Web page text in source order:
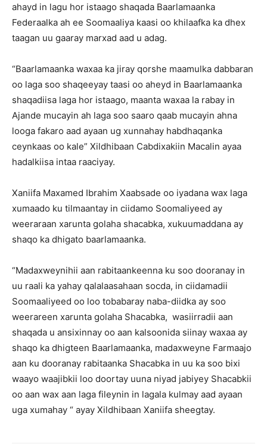
ahayd in lagu hor istaago shaqada Baarlamaanka
Federaalka ah ee Soomaaliya kaasi oo khilaafka ka dhex
taagan uu gaaray marxad aad u adag.
“Baarlamaanka waxaa ka jiray qorshe maamulka dabbaran
oo laga soo shaqeeyay taasi oo aheyd in Baarlamaanka
shaqadiisa laga hor istaago, maanta waxaa la rabay in
Ajande mucayin ah laga soo saaro qaab mucayin ahna
looga fakaro aad ayaan ug xunnahay habdhaqanka
ceynkaas oo kale” Xildhibaan Cabdixakiin Macalin ayaa
hadalkiisa intaa raaciyay.
Xaniifa Maxamed Ibrahim Xaabsade oo iyadana wax laga
xumaado ku tilmaantay in ciidamo Soomaliyeed ay
weeraraan xarunta golaha shacabka, xukuumaddana ay
shaqo ka dhigato baarlamaanka.
“Madaxweynihii aan rabitaankeenna ku soo dooranay in
uu raali ka yahay qalalaasahaan socda, in ciidamadii
Soomaaliyeed oo loo tobabaray naba-diidka ay soo
weerareen xarunta golaha Shacabka, wasiirradii aan
shaqada u ansixinnay oo aan kalsoonida siinay waxaa ay
shaqo ka dhigteen Baarlamaanka, madaxweyne Farmaajo
aan ku dooranay rabitaanka Shacabka in uu ka soo bixi
waayo waajibkii loo doortay uuna niyad jabiyey Shacabkii
oo aan wax aan laga fileynin in lagala kulmay aad ayaan
uga xumahay “ ayay Xildhibaan Xaniifa sheegtay.